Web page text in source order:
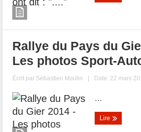
Rallye du Pays du
Les photos Sport-
Écrit par Sébastien Moulin | Date: 22 mars
...
Lire